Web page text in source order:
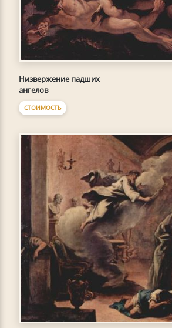
Низвержение падших
ангелов
СТОИМОСТЬ